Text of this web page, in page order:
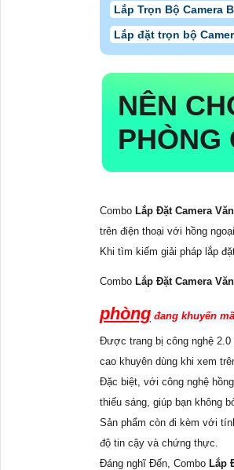
Lắp Trọn Bộ Camera
Lắp đặt trọn bộ
NÊN
Combo Lắp Đặt Camera
trên điện thoại với hồng
Khi tìm kiếm giải pháp lắp
Combo Lắp Đặt Camera
phòng đang khuyến
Được trang bị công nghệ 2.0
cao khuyên dùng khi xem
Đặc biệt, với công nghệ
thiếu sáng, giúp bạn không
Sản phẩm còn đi kèm với
độ tin cậy và chứng thực.
Đáng nghĩ Đến, Combo Lắp